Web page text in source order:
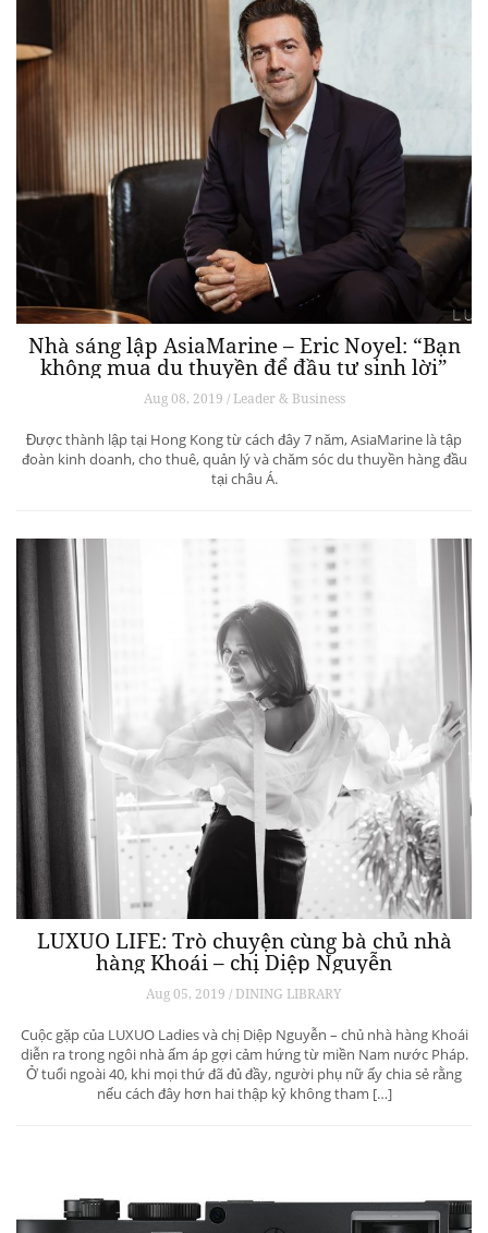
Nhà sáng lập AsiaMarine – Eric Noyel: “Bạn
không mua du thuyền để đầu tư sinh lời”
Aug 08, 2019 / Leader & Business
Được thành lập tại Hong Kong từ cách đây 7 năm, AsiaMarine là tập
đoàn kinh doanh, cho thuê, quản lý và chăm sóc du thuyền hàng đầu
tại châu Á.
LUXUO LIFE: Trò chuyện cùng bà chủ nhà
hàng Khoái – chị Diệp Nguyễn
Aug 05, 2019 / DINING LIBRARY
Cuộc gặp của LUXUO Ladies và chị Diệp Nguyễn – chủ nhà hàng Khoái
diễn ra trong ngôi nhà ấm áp gợi cảm hứng từ miền Nam nước Pháp.
Ở tuổi ngoài 40, khi mọi thứ đã đủ đầy, người phụ nữ ấy chia sẻ rằng
nếu cách đây hơn hai thập kỷ không tham […]